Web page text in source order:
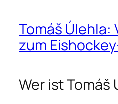
Tomáš Úlehla:
zum
Wer ist Tomáš